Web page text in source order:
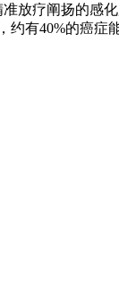
放疗阐扬的感
约有40%的癌